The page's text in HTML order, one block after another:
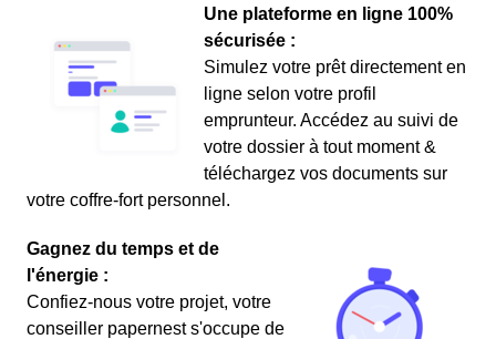
Une plateforme en ligne 100%
sécurisée :
Simulez votre prêt directement en
ligne selon votre profil
emprunteur. Accédez au suivi de
votre dossier à tout moment &
téléchargez vos documents sur
votre coffre-fort personnel.
Gagnez du temps et de
l'énergie :
Confiez-nous votre projet, votre
conseiller papernest s'occupe de